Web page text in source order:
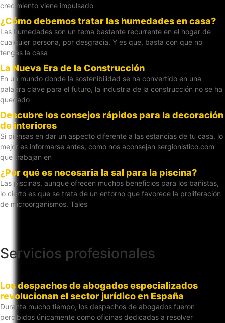
crecimiento viene impulsado
¿Cómo debemos tratar las humedades en casa?
Las humedades son un tema bastante recurrente en el hogar de
cualquier persona, por desgracia. Y es que, basta con que no
tengas la casa
La Nueva Era de la Construcción
En un mundo donde la sostenibilidad se ha convertido en una
palabra clave para el futuro, la industria de la construcción no se ha
quedado
Descubre los consejos rápidos para la decoración
de interiores
Si piensas en dar un aspecto diferente a las estancias de tu casa, lo
mejor es informarse antes, como nos aconsejan sergionistico.com
que trabajan en
¿Por qué es necesaria la sal para la piscina?
Las piscinas, aunque ofrecen muchos beneficios para los bañistas,
lo cierto es que se trata de un entorno que favorece la proliferación
de microorganismos. Tales
Servicios profesionales
Los despachos de abogados especializados
revolucionan el sector jurídico en España
Durante mucho tiempo, los despachos de abogados fueron
percibidos únicamente como oficinas dedicadas a resolver